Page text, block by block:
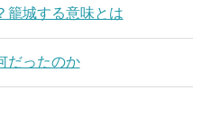
籠城する意味とは
だったのか